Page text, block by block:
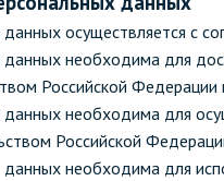
осуществляется с
данных необходима для
Российской
необходима для
Российской
необходима для